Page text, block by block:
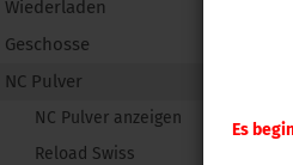
Es
Wiederladen
Geschosse
NC Pulver
NC Pulver anzeigen
Reload Swiss